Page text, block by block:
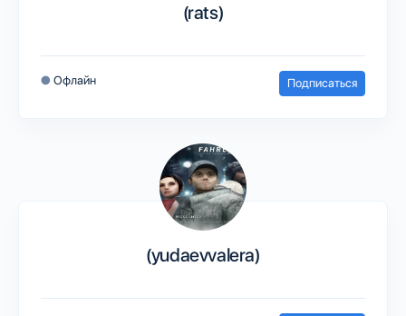
(rats)
● Офлайн Подписаться
(yudaevvalera)